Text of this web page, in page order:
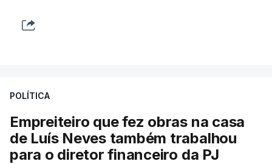
POLÍTICA
Empreiteiro que fez obras na casa
de Luís Neves também trabalhou
para o diretor financeiro da PJ